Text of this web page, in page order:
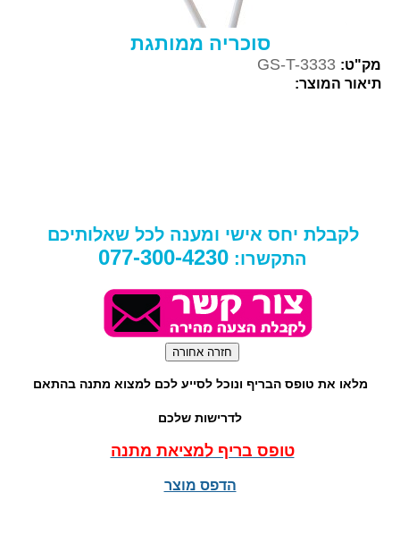
סוכריה ממותגת
מק"ט: GS-T-3333
תיאור המוצר:
לקבלת יחס אישי ומענה לכל שאלותיכם
התקשרו: 077-300-4230
מלאו את טופס הבריף ונוכל לסייע לכם למצוא מתנה בהתאם
לדרישות שלכם
טופס בריף למציאת מתנה
הדפס מוצר